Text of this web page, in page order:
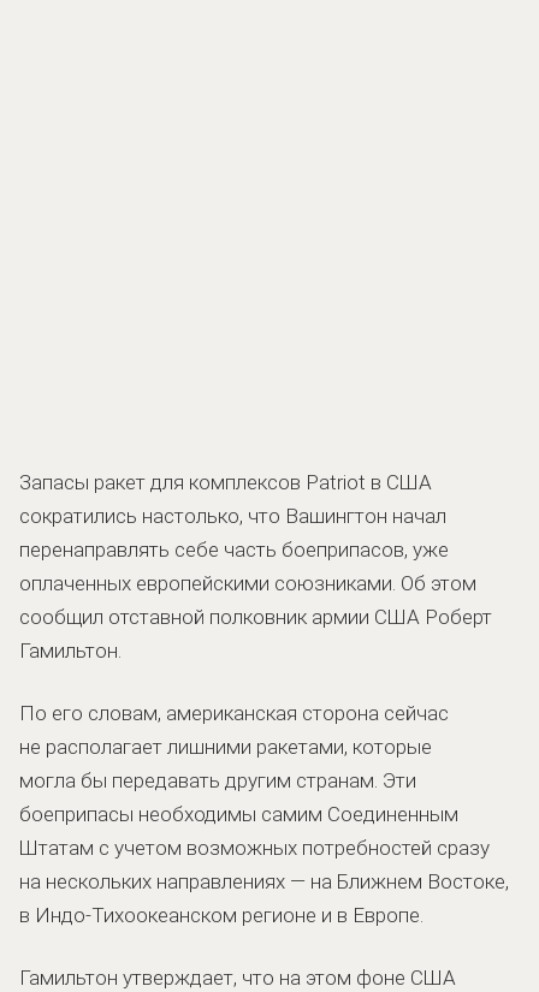
Запасы ракет для комплексов Patriot в США
сократились настолько, что Вашингтон начал
перенаправлять себе часть боеприпасов, уже
оплаченных европейскими союзниками. Об этом
сообщил отставной полковник армии США Роберт
Гамильтон.
По его словам, американская сторона сейчас
не располагает лишними ракетами, которые
могла бы передавать другим странам. Эти
боеприпасы необходимы самим Соединенным
Штатам с учетом возможных потребностей сразу
на нескольких направлениях — на Ближнем Востоке,
в Индо-Тихоокеанском регионе и в Европе.
Гамильтон утверждает, что на этом фоне США